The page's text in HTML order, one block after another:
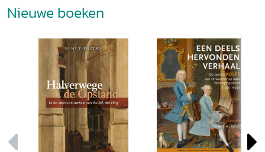
Nieuwe boeken